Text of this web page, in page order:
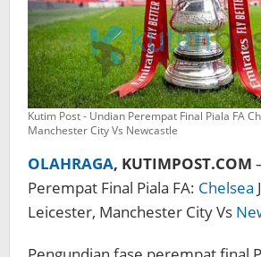
Kutim Post - Undian Perempat Final Piala FA
Manchester City Vs Newcastle
OLAHRAGA, KUTIMPOST.COM
Perempat Final Piala FA: Chelsea
Leicester, Manchester City Vs